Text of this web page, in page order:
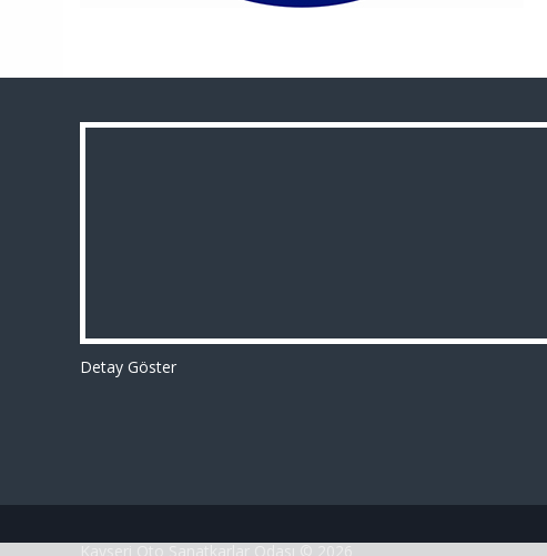
Detay Göster